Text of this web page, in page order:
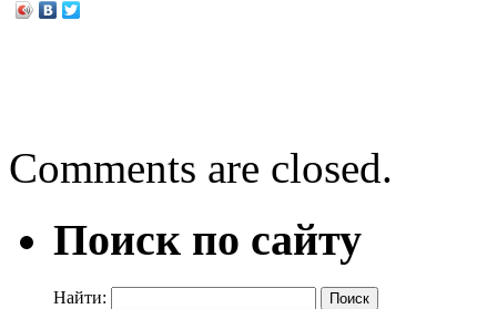
Comments are closed.
Поиск по сайту
Найти: